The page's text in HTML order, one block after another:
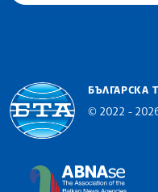
БЪЛГАРСКА
© 2022 -
The